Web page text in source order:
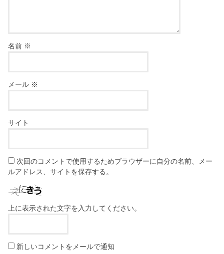
名前 ※
メール ※
サイト
次回のコメントで使用するためブラウザーに自分の名前、メー
ルアドレス、サイトを保存する。
上に表示された文字を入力してください。
新しいコメントをメールで通知